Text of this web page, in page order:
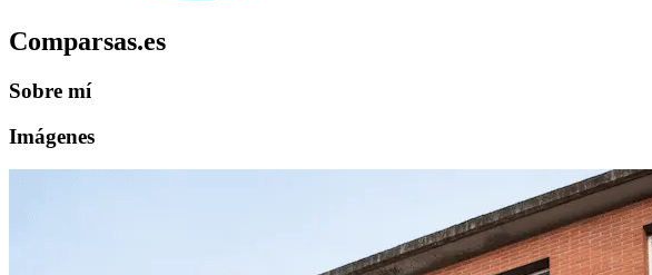
Comparsas.es
Sobre mí
Imágenes